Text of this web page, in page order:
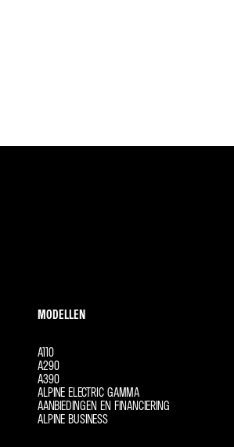
MODELLEN
A110
A290
A390
ALPINE ELECTRIC GAMMA
AANBIEDINGEN EN FINANCIERING
ALPINE BUSINESS